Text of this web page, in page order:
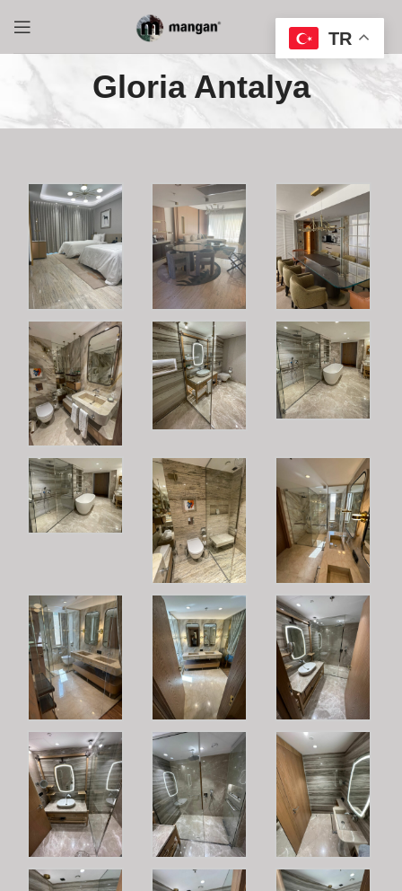
Gloria Antalya
TR